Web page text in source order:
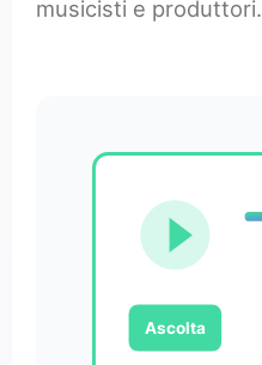
musicisti e produttori.
Ascolta